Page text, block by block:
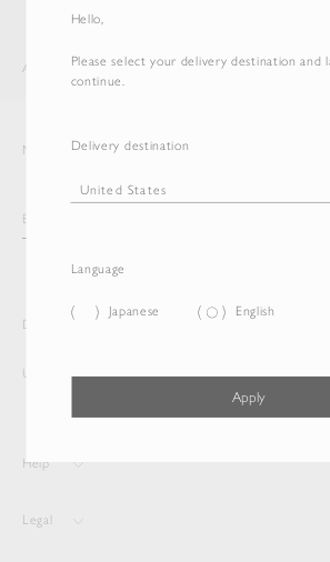
Hello,
Please select your delivery destination and
continue.
Delivery destination
Language
Japanese English
Apply
AURALEE ITEM
Newsletter
Delivery destination and Language
United States English
Help
Legal